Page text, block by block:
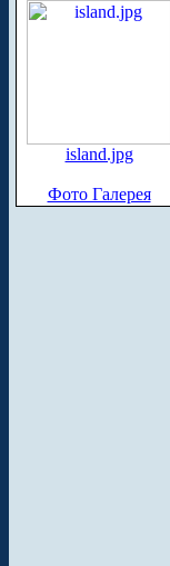
island.jpg
Фото Галерея